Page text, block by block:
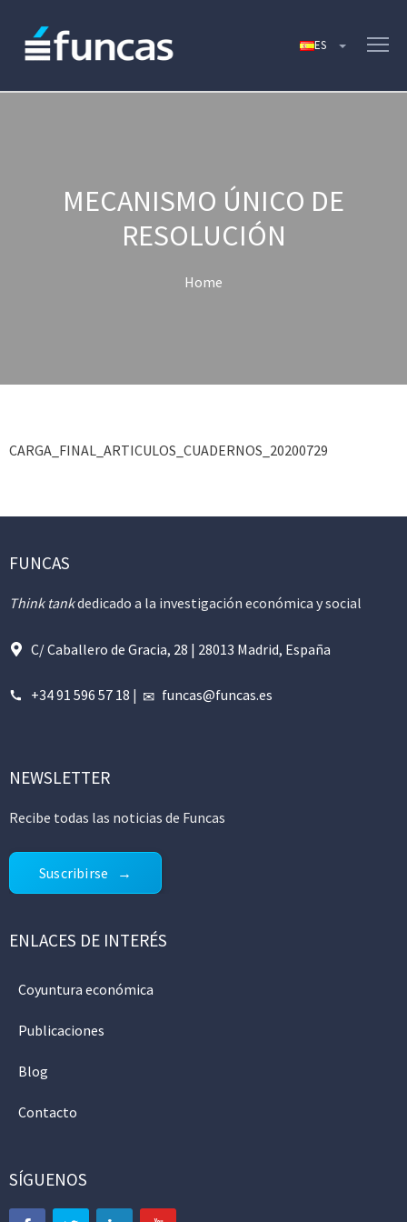
MECANISMO ÚNICO DE
RESOLUCIÓN
Home
CARGA_FINAL_ARTICULOS_CUADERNOS_20200729
FUNCAS
Think tankdedicado a la investigación económica y social
C/ Caballero de Gracia, 28 | 28013 Madrid, España
+34 91 596 57 18 | funcas@funcas.es
NEWSLETTER
Recibe todas las noticias de Funcas
Suscribirse
ENLACES DE INTERÉS
Coyuntura económica
Publicaciones
Blog
Contacto
SÍGUENOS